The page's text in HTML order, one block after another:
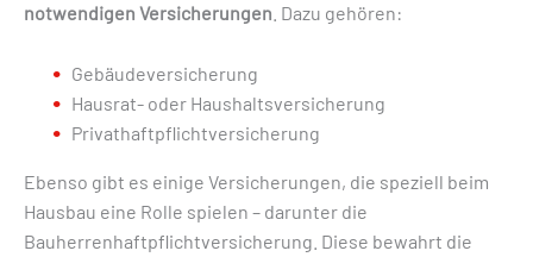
notwendigen Versicherungen . Dazu gehören:
Gebäudeversicherung
Hausrat- oder Haushaltsversicherung
Privathaftpflichtversicherung
Ebenso gibt es einige Versicherungen, die speziell beim
Hausbau eine Rolle spielen – darunter die
Bauherrenhaftpflichtversicherung. Diese bewahrt die